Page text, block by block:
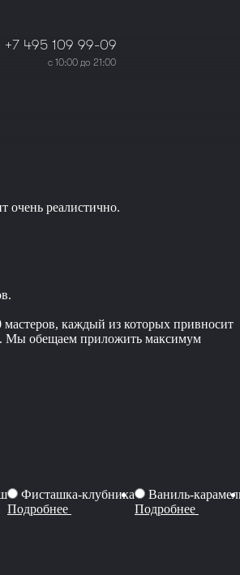
+7 495 109 99-09
с 10:00 до 21:00
очень реалистично.
каждый из которых привносит
Мы обещаем приложить максимум
Фисташка-клубника
Подробнее
Ваниль-
Подробнее